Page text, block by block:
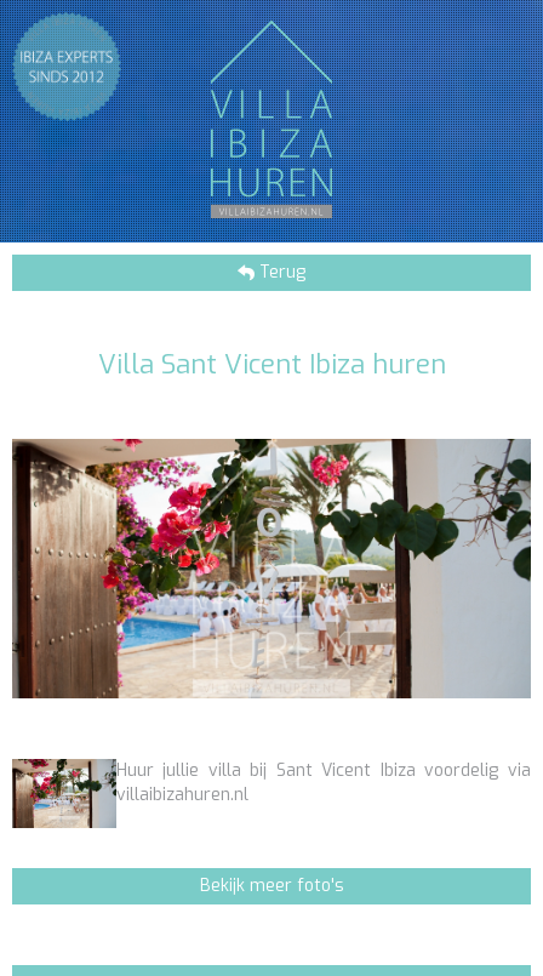
Terug
Villa Sant Vicent Ibiza huren
Huur jullie villa bij Sant Vicent Ibiza voordelig via
villaibizahuren.nl
Bekijk meer foto's